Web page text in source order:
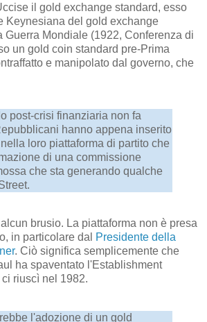
il gold exchange standard, esso
Keynesiana del gold exchange
Guerra Mondiale (1922, Conferenza di
un gold coin standard pre-Prima
e manipolato dal governo, che
post-crisi finanziaria non fa
hanno appena inserito
loro piattaforma di partito che
di una commissione
che sta generando qualche
brusio. La piattaforma non è presa
in particolare dal Presidente della
. Ciò significa semplicemente che
ha spaventato l'Establishment
riuscì nel 1982.
l'adozione di un gold